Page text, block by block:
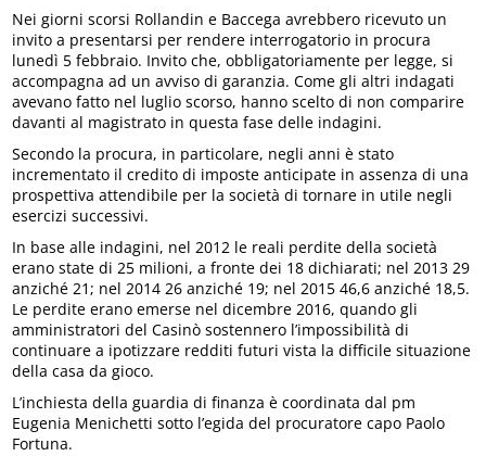
Nei giorni scorsi Rollandin e Baccega avrebbero ricevuto un
invito a presentarsi per rendere interrogatorio in procura
lunedì 5 febbraio. Invito che, obbligatoriamente per legge, si
accompagna ad un avviso di garanzia. Come gli altri indagati
avevano fatto nel luglio scorso, hanno scelto di non comparire
davanti al magistrato in questa fase delle indagini.
Secondo la procura, in particolare, negli anni è stato
incrementato il credito di imposte anticipate in assenza di una
prospettiva attendibile per la società di tornare in utile negli
esercizi successivi.
In base alle indagini, nel 2012 le reali perdite della società
erano state di 25 milioni, a fronte dei 18 dichiarati; nel 2013 29
anziché 21; nel 2014 26 anziché 19; nel 2015 46,6 anziché 18,5.
Le perdite erano emerse nel dicembre 2016, quando gli
amministratori del Casinò sostennero l’impossibilità di
continuare a ipotizzare redditi futuri vista la difficile situazione
della casa da gioco.
L’inchiesta della guardia di finanza è coordinata dal pm
Eugenia Menichetti sotto l’egida del procuratore capo Paolo
Fortuna.